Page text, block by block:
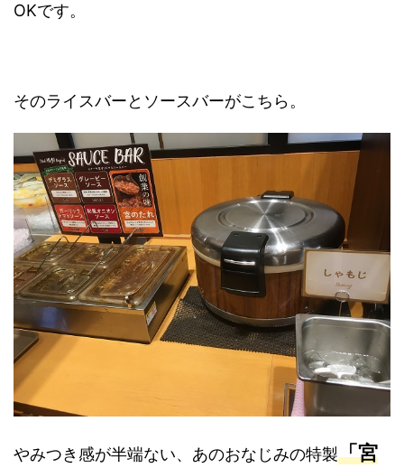
OKです。
そのライスバーとソースバーがこちら。
やみつき感が半端ない、あのおなじみの特製「宮